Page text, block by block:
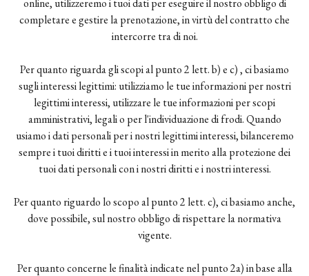
online, utilizzeremo i tuoi dati per eseguire il nostro obbligo di
completare e gestire la prenotazione, in virtù del contratto che
intercorre tra di noi.
Per quanto riguarda gli scopi al punto 2 lett. b) e c) , ci basiamo
sugli interessi legittimi: utilizziamo le tue informazioni per nostri
legittimi interessi, utilizzare le tue informazioni per scopi
amministrativi, legali o per l'individuazione di frodi. Quando
usiamo i dati personali per i nostri legittimi interessi, bilanceremo
sempre i tuoi diritti e i tuoi interessi in merito alla protezione dei
tuoi dati personali con i nostri diritti e i nostri interessi.
Per quanto riguardo lo scopo al punto 2 lett. c), ci basiamo anche,
dove possibile, sul nostro obbligo di rispettare la normativa
vigente.
Per quanto concerne le finalità indicate nel punto 2a) in base alla